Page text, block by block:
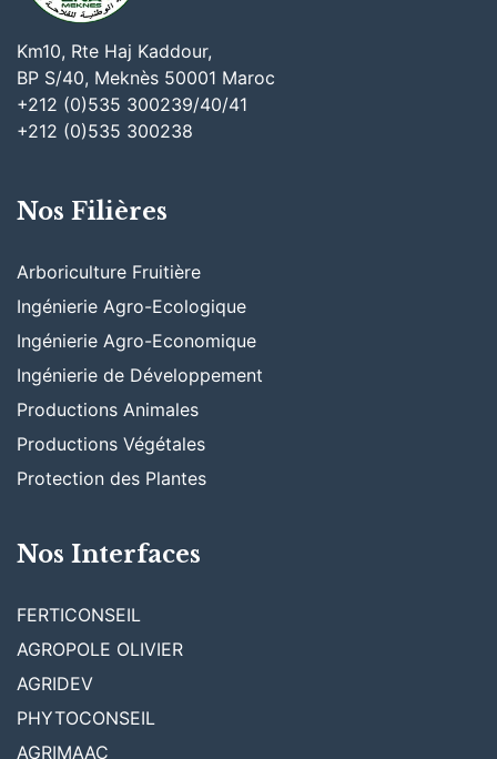
Km10, Rte Haj Kaddour,
BP S/40, Meknès 50001 Maroc
+212 (0)535 300239/40/41
+212 (0)535 300238
Nos Filières
Arboriculture Fruitière
Ingénierie Agro-Ecologique
Ingénierie Agro-Economique
Ingénierie de Développement
Productions Animales
Productions Végétales
Protection des Plantes
Nos Interfaces
FERTICONSEIL
AGROPOLE OLIVIER
AGRIDEV
PHYTOCONSEIL
AGRIMAAC